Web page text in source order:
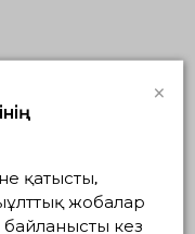
Аяқталғандар
×
қатысты,
жобалар
кез